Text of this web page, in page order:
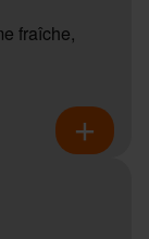
fraîche,